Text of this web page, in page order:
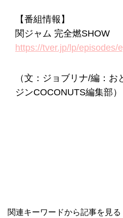
【番組情報】
関ジャム 完全燃SHOW
https://tver.jp/lp/episodes/
（文：ジョブリナ/編：
ジンCOCONUTS編集部）
関連キーワードから記事を見る